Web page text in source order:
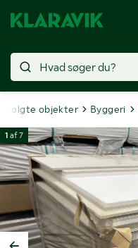
Solgte objekter Byggeri
1 af7